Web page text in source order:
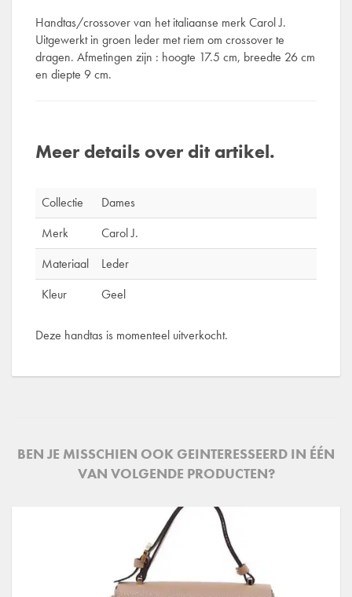
Handtas/crossover van het italiaanse merk Carol J.
Uitgewerkt in groen leder met riem om crossover te
dragen. Afmetingen zijn : hoogte 17.5 cm, breedte 26 cm
en diepte 9 cm.
Meer details over dit artikel.
Collectie
Dames
Merk
Carol J.
Materiaal
Leder
Kleur
Geel
Deze handtas is momenteel uitverkocht.
BEN JE MISSCHIEN OOK GEINTERESSEERD IN ÉÉN
VAN VOLGENDE PRODUCTEN?